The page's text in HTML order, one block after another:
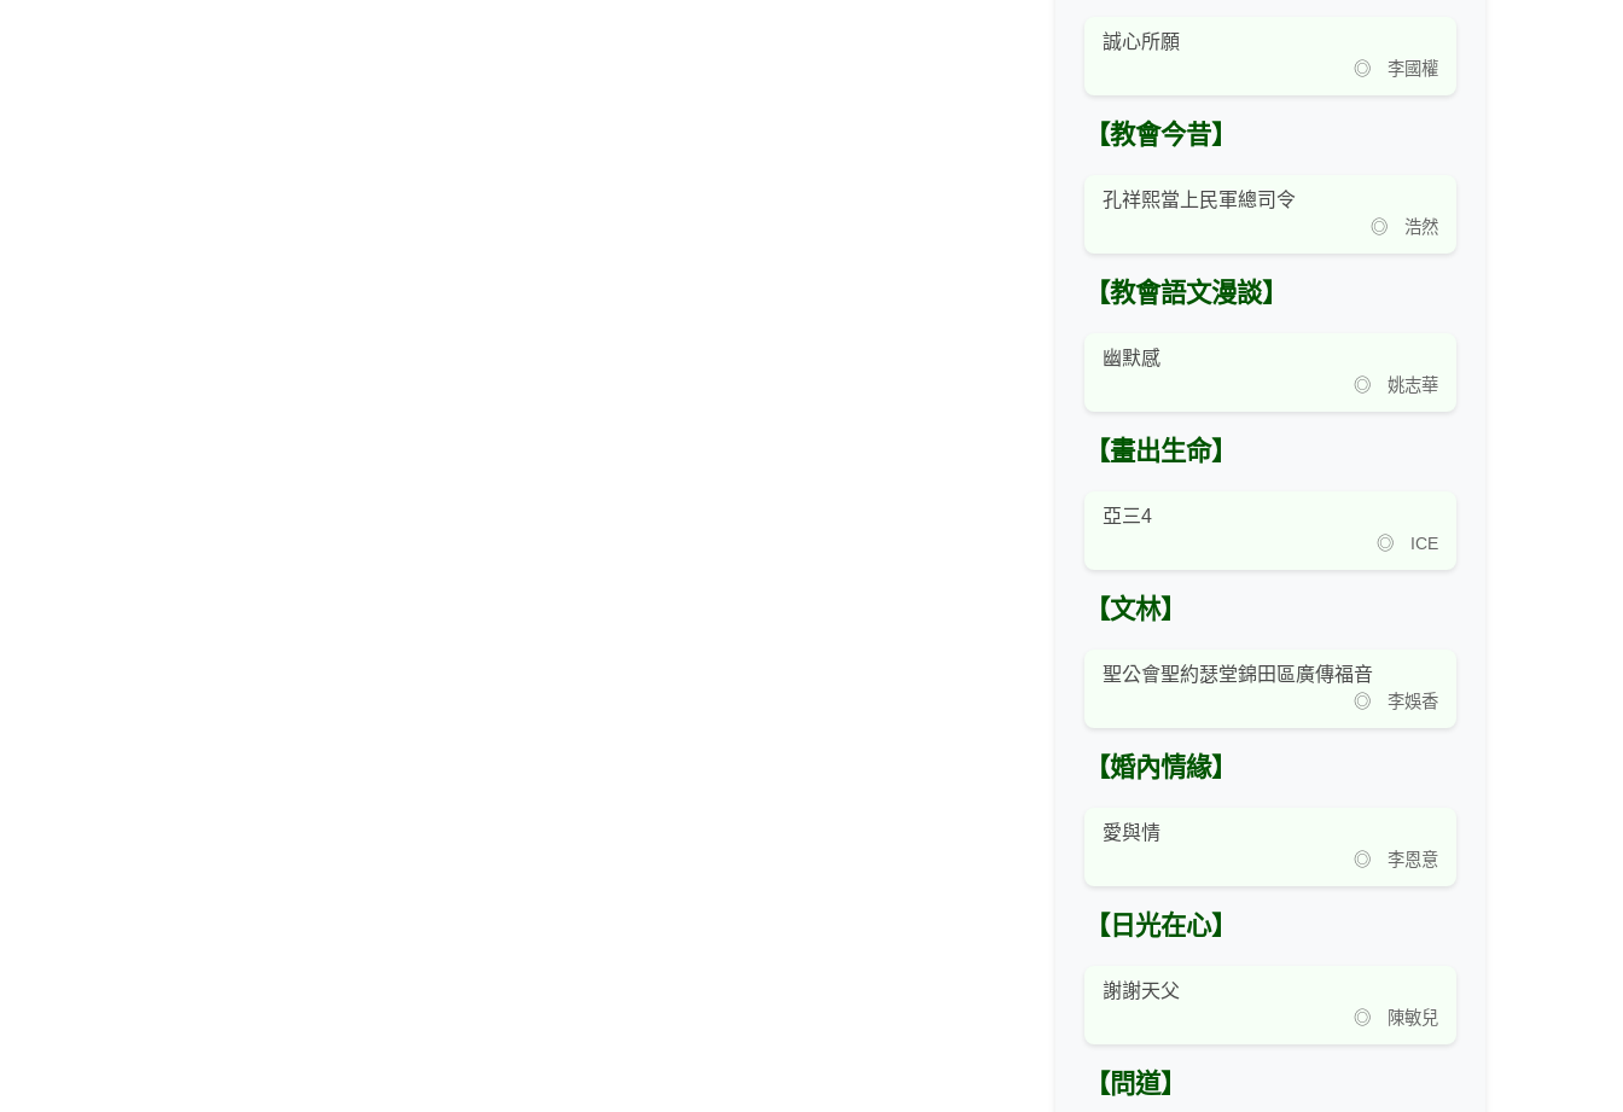
誠心所願
◎ 李國權
【教會今昔】
孔祥熙當上民軍總司令
◎ 浩然
【教會語文漫談】
幽默感
◎ 姚志華
【畫出生命】
亞三4
◎ ICE
【文林】
聖公會聖約瑟堂錦田區廣傳福音
◎ 李娛香
【婚內情緣】
愛與情
◎ 李恩意
【日光在心】
謝謝天父
◎ 陳敏兒
【問道】